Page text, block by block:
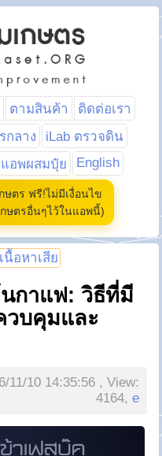
ตามสินค้า
ติดต่อเรา
กลาง
iLab ตรวจดิน
แอพผสมปุ๋ย English
ษตร ฟรี!ไม่มีเงื่อนไข
ษตรอื่นๆไว้ในแอพนี้)
นื้อหาเสีย
กาแฟ: วิธีที่มี
วบคุมและ
11/10 14:35:56 , View:
4164,e